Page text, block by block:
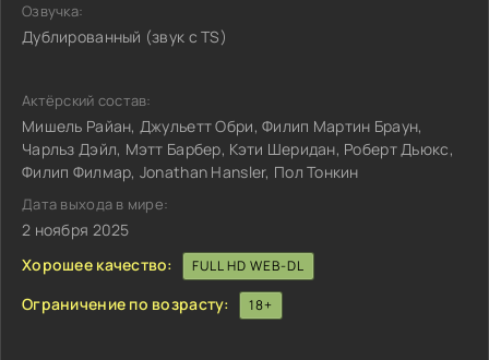
Озвучка:
Дублированный (звук с TS)
Актёрский состав:
Мишель Райан, Джульетт Обри, Филип Мартин Браун,
Чарльз Дэйл, Мэтт Барбер, Кэти Шеридан, Роберт Дьюкс,
Филип Филмар, Jonathan Hansler, Пол Тонкин
Дата выхода в мире:
2 ноября 2025
Хорошее качество:
FULL HD WEB-DL
Ограничение по возрасту: 18+